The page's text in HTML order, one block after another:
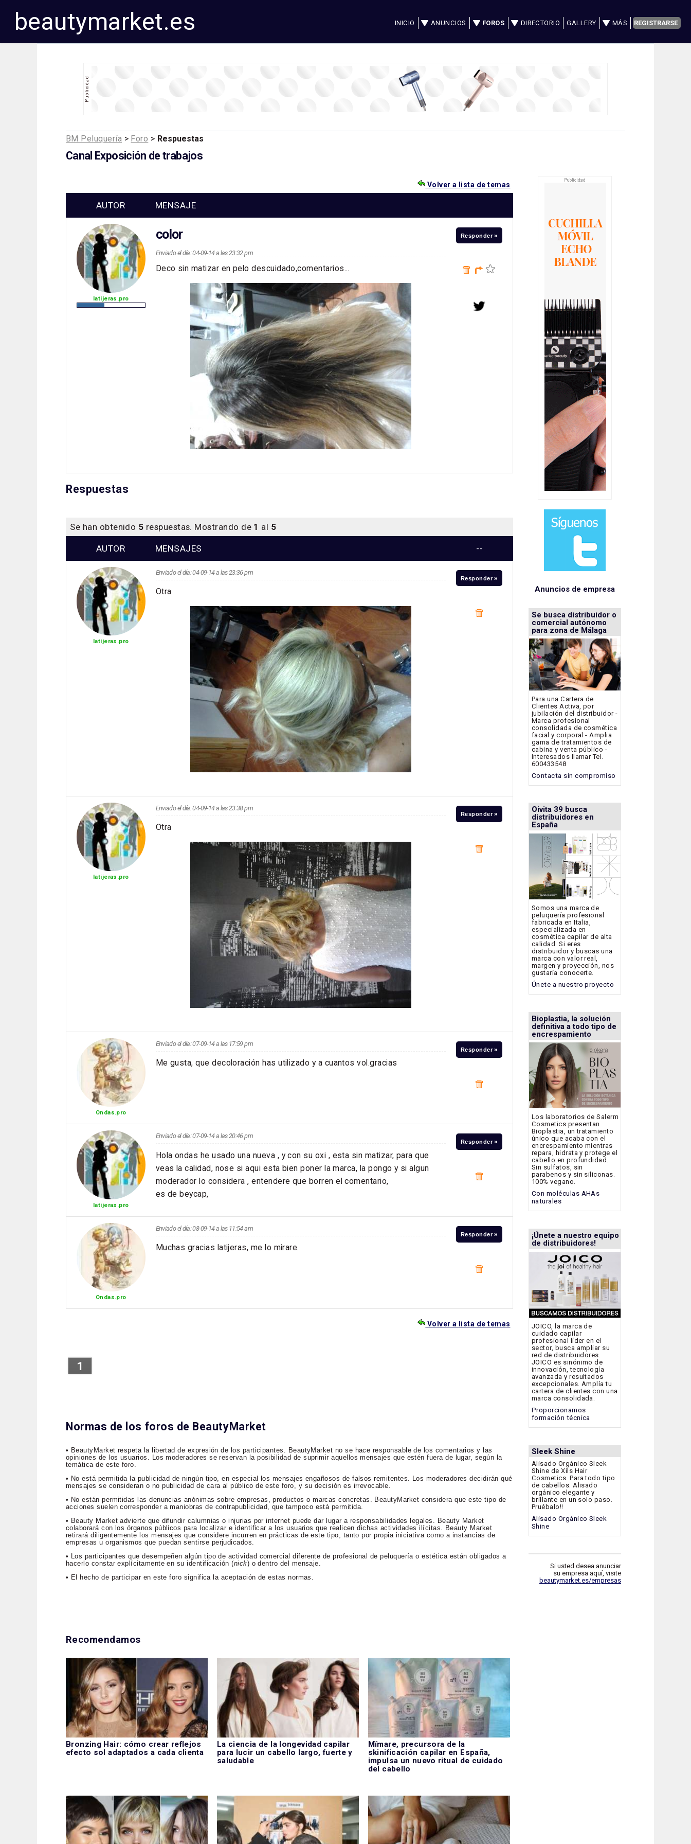
beautymarket.es INICIO ANUNCIOS FOROS DIRECTORIO GALLERY MÁS REGISTRARSE
BM Peluquería > Foro > Respuestas
Canal Exposición de trabajos
Volver a lista de temas
AUTOR MENSAJE
latijeras.pro
color
Enviado el día: 04-09-14 a las 23:32 pm
Deco sin matizar en pelo descuidado,comentarios...
Responder »
Respuestas
Se han obtenido 5 respuestas. Mostrando de 1 al 5
AUTOR MENSAJES --
latijeras.pro
Enviado el día: 04-09-14 a las 23:36 pm
Otra
Responder »
latijeras.pro
Enviado el día: 04-09-14 a las 23:38 pm
Otra
Responder »
Ondas.pro
Enviado el día: 07-09-14 a las 17:59 pm
Me gusta, que decoloración has utilizado y a cuantos vol.gracias
Responder »
latijeras.pro
Enviado el día: 07-09-14 a las 20:46 pm
Hola ondas he usado una nueva , y con su oxi , esta sin matizar, para que
veas la calidad, nose si aqui esta bien poner la marca, la pongo y si algun
moderador lo considera , entendere que borren el comentario,
es de beycap,
Responder »
Ondas.pro
Enviado el día: 08-09-14 a las 11:54 am
Muchas gracias latijeras, me lo mirare.
Responder »
Volver a lista de temas
1
Normas de los foros de BeautyMarket
• BeautyMarket respeta la libertad de expresión de los participantes. BeautyMarket no se hace responsable de los comentarios y las
opiniones de los usuarios. Los moderadores se reservan la posibilidad de suprimir aquellos mensajes que estén fuera de lugar, según la
temática de este foro.
• No está permitida la publicidad de ningún tipo, en especial los mensajes engañosos de falsos remitentes. Los moderadores decidirán qué
mensajes se consideran o no publicidad de cara al público de este foro, y su decisión es irrevocable.
• No están permitidas las denuncias anónimas sobre empresas, productos o marcas concretas. BeautyMarket considera que este tipo de
acciones suelen corresponder a maniobras de contrapublicidad, que tampoco está permitida.
• Beauty Market advierte que difundir calumnias o injurias por internet puede dar lugar a responsabilidades legales. Beauty Market
colaborará con los órganos públicos para localizar e identificar a los usuarios que realicen dichas actividades ilícitas. Beauty Market
retirará diligentemente los mensajes que considere incurren en prácticas de este tipo, tanto por propia iniciativa como a instancias de
empresas u organismos que puedan sentirse perjudicados.
• Los participantes que desempeñen algún tipo de actividad comercial diferente de profesional de peluquería o estética están obligados a
hacerlo constar explícitamente en su identificación (nick) o dentro del mensaje.
• El hecho de participar en este foro significa la aceptación de estas normas.
Recomendamos
Bronzing Hair: cómo crear reflejos
efecto sol adaptados a cada clienta
La ciencia de la longevidad capilar
para lucir un cabello largo, fuerte y
saludable
Mïmare, precursora de la
skinificación capilar en España,
impulsa un nuevo ritual de cuidado
del cabello
Anuncios de empresa
Se busca distribuidor o
comercial autónomo
para zona de Málaga
Para una Cartera de
Clientes Activa, por
jubilación del distribuidor -
Marca profesional
consolidada de cosmética
facial y corporal - Amplia
gama de tratamientos de
cabina y venta público -
Interesados llamar Tel.
600433548
Contacta sin compromiso
Oivita 39 busca
distribuidores en
España
Somos una marca de
peluquería profesional
fabricada en Italia,
especializada en
cosmética capilar de alta
calidad. Si eres
distribuidor y buscas una
marca con valor real,
margen y proyección, nos
gustaría conocerte.
Únete a nuestro proyecto
Bioplastia, la solución
definitiva a todo tipo de
encrespamiento
Los laboratorios de Salerm
Cosmetics presentan
Bioplastia, un tratamiento
único que acaba con el
encrespamiento mientras
repara, hidrata y protege el
cabello en profundidad.
Sin sulfatos, sin
parabenos y sin siliconas.
100% vegano.
Con moléculas AHAs
naturales
¡Únete a nuestro equipo
de distribuidores!
JOICO, la marca de
cuidado capilar
profesional líder en el
sector, busca ampliar su
red de distribuidores.
JOICO es sinónimo de
innovación, tecnología
avanzada y resultados
excepcionales. Amplía tu
cartera de clientes con una
marca consolidada.
Proporcionamos
formación técnica
Sleek Shine
Alisado Orgánico Sleek
Shine de Xils Hair
Cosmetics. Para todo tipo
de cabellos. Alisado
orgánico elegante y
brillante en un solo paso.
Pruébalo!!
Alisado Orgánico Sleek
Shine
Si usted desea anunciar
su empresa aquí, visite
beautymarket.es/empresas